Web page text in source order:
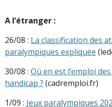
A l’étranger :
26/08 : La classification des
paralympiques expliquée
30/08 : Où en est l’emploi
handicap ? (cadremploi.fr)
1/09 : Jeux paralympiques